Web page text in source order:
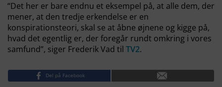
“Det her er bare endnu et eksempel på, at alle dem, der
mener, at den tredje erkendelse er en
konspirationsteori, skal se at åbne øjnene og kigge på,
hvad det egentlig er, der foregår rundt omkring i vores
samfund”, siger Frederik Vad til TV2.
Del på Facebook